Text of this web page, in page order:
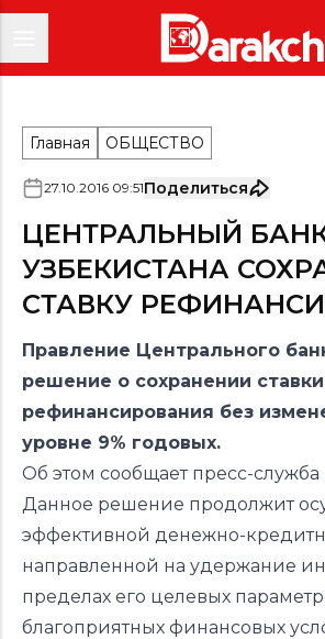
Главная ОБЩЕСТВО
27.10.2016 09:51Поделиться
ЦЕНТРАЛЬНЫЙ
УЗБЕКИСТАНА
СТАВКУ
Правление Центрального
решение о сохранении ставки
рефинансирования без
уровне 9% годовых.
Об этом сообщает пресс-служба
Данное решение продолжит
эффективной денежно-
направленной на удержание
пределах его целевых
благоприятных финансовых